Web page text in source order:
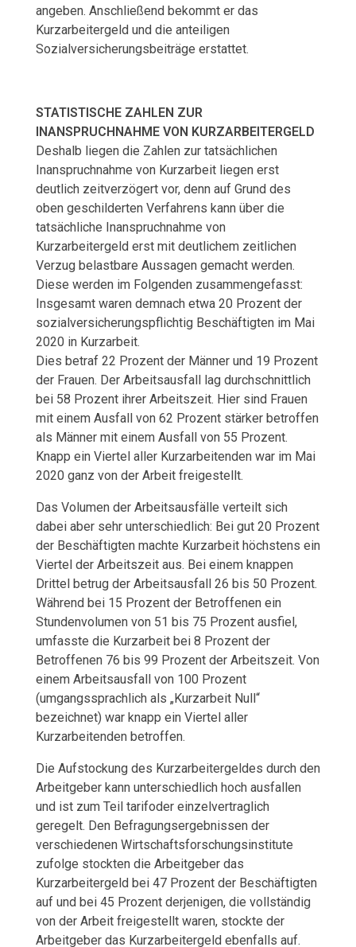
angeben. Anschließend bekommt er das
Kurzarbeitergeld und die anteiligen
Sozialversicherungsbeiträge erstattet.
STATISTISCHE ZAHLEN ZUR
INANSPRUCHNAHME VON KURZARBEITERGELD
Deshalb liegen die Zahlen zur tatsächlichen
Inanspruchnahme von Kurzarbeit liegen erst
deutlich zeitverzögert vor, denn auf Grund des
oben geschilderten Verfahrens kann über die
tatsächliche Inanspruchnahme von
Kurzarbeitergeld erst mit deutlichem zeitlichen
Verzug belastbare Aussagen gemacht werden.
Diese werden im Folgenden zusammengefasst:
Insgesamt waren demnach etwa 20 Prozent der
sozialversicherungspflichtig Beschäftigten im Mai
2020 in Kurzarbeit.
Dies betraf 22 Prozent der Männer und 19 Prozent
der Frauen. Der Arbeitsausfall lag durchschnittlich
bei 58 Prozent ihrer Arbeitszeit. Hier sind Frauen
mit einem Ausfall von 62 Prozent stärker betroffen
als Männer mit einem Ausfall von 55 Prozent.
Knapp ein Viertel aller Kurzarbeitenden war im Mai
2020 ganz von der Arbeit freigestellt.
Das Volumen der Arbeitsausfälle verteilt sich
dabei aber sehr unterschiedlich: Bei gut 20 Prozent
der Beschäftigten machte Kurzarbeit höchstens ein
Viertel der Arbeitszeit aus. Bei einem knappen
Drittel betrug der Arbeitsausfall 26 bis 50 Prozent.
Während bei 15 Prozent der Betroffenen ein
Stundenvolumen von 51 bis 75 Prozent ausfiel,
umfasste die Kurzarbeit bei 8 Prozent der
Betroffenen 76 bis 99 Prozent der Arbeitszeit. Von
einem Arbeitsausfall von 100 Prozent
(umgangssprachlich als „Kurzarbeit Null“
bezeichnet) war knapp ein Viertel aller
Kurzarbeitenden betroffen.
Die Aufstockung des Kurzarbeitergeldes durch den
Arbeitgeber kann unterschiedlich hoch ausfallen
und ist zum Teil tarifoder einzelvertraglich
geregelt. Den Befragungsergebnissen der
verschiedenen Wirtschaftsforschungsinstitute
zufolge stockten die Arbeitgeber das
Kurzarbeitergeld bei 47 Prozent der Beschäftigten
auf und bei 45 Prozent derjenigen, die vollständig
von der Arbeit freigestellt waren, stockte der
Arbeitgeber das Kurzarbeitergeld ebenfalls auf.